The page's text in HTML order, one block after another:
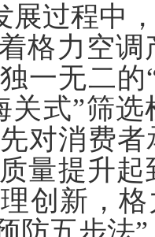
展过程中
格力空
一无二
关式”筛
对消费
量提升
创新，